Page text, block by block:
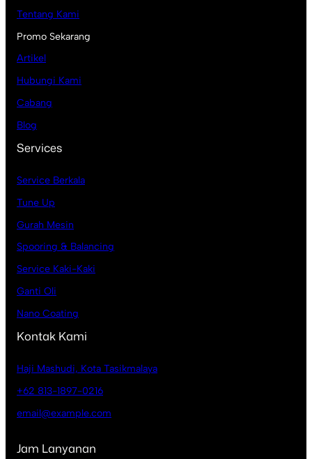
Tentang Kami
Promo Sekarang
Artikel
Hubungi Kami
Cabang
Blog
Services
Service Berkala
Tune Up
Gurah Mesin
Spooring & Balancing
Service Kaki-Kaki
Ganti Oli
Nano Coating
Kontak Kami
Haji Mashudi, Kota Tasikmalaya
+62 813-1897-0216
email@example.com
Jam Lanyanan